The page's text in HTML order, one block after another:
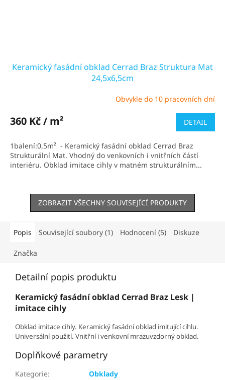
Keramický fasádní obklad Cerrad Braz Struktura Mat
24,5x6,5cm
produktu
z
5
hvězdiček.
Obvykle do 10 pracovních dní
360 Kč / m² DETAIL
1balení:0,5m² - Keramický fasádní obklad Cerrad Braz
Strukturální Mat. Vhodný do venkovních i vnitřních částí
interiéru. Obklad imitace cihly v matném strukturálním...
ZOBRAZIT VŠECHNY SOUVISEJÍCÍ PRODUKTY
Popis Související soubory (1) Hodnocení (5) Diskuze
Značka
Detailní popis produktu
Keramický fasádní obklad Cerrad Braz Lesk |
imitace cihly
Obklad imitace cihly. Keramický fasádní obklad imitující cihlu.
Universální použití. Vnitřní i venkovní mrazuvzdorný obklad.
Doplňkové parametry
Kategorie:
Obklady